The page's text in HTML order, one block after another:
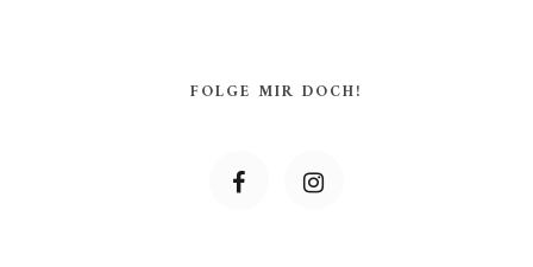
FOLGE MIR DOCH!